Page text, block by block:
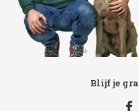
Blijf je